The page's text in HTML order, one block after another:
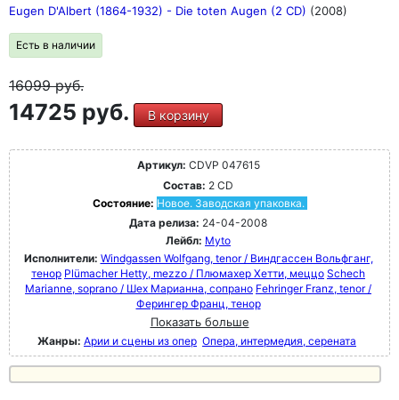
Eugen D'Albert (1864-1932) - Die toten Augen (2 CD) (2008)
Есть в наличии
16099руб.
14725 руб. В корзину
Артикул: CDVP 047615
Состав: 2 CD
Состояние: Новое. Заводская упаковка.
Дата релиза: 24-04-2008
Лейбл: Myto
Исполнители: Windgassen Wolfgang, tenor / Виндгассен Вольфганг,
тенор Plümacher Hetty, mezzo / Плюмахер Хетти, меццо Schech
Marianne, soprano / Шех Марианна, сопрано Fehringer Franz, tenor /
Ферингер Франц, тенор
Показать больше
Жанры: Арии и сцены из опер Опера, интермедия, серената